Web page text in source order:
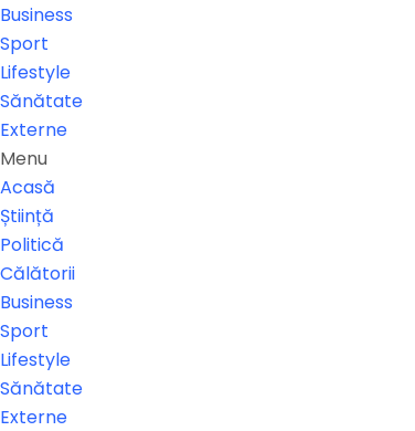
Business
Sport
Lifestyle
Sănătate
Externe
Menu
Acasă
Știință
Politică
Călătorii
Business
Sport
Lifestyle
Sănătate
Externe